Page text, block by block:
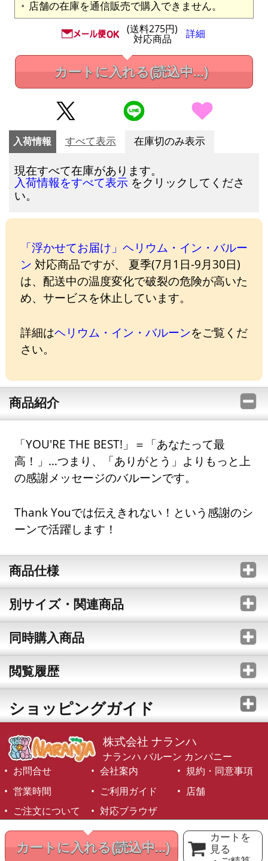
店舗の在庫を通信販売で購入できません。
(送料275円)
対応商品 詳細
カートに入れる(読込中...)
カートに入れる(読込中...)
カートを
見る
入荷情報 すべて表示 在庫切のみ表示
現在すべて在庫があります。
入荷情報をすべて表示 をクリックしてくださ
い。
「浮かせてお届け」ヘリウム・イン・バルー
ン 対応商品ですが、 夏季(7月1日-9月30日)
は、配送中の温度変化で破裂の危険が高いた
め、サービスを休止しています。
詳細はヘリウム・イン・バルーンをご覧くだ
さい。
商品紹介
「YOU'RE THE BEST!」＝「あなたって最
高！」…つまり、「ありがとう」よりもっと上
の感謝メッセージのバルーンです。
Thank Youでは伝えきれない！という感謝のシ
ーンで活躍します！
商品仕様
別サイズ・関連商品
同時購入商品
閲覧履歴
ショッピングガイド
株式会社 ナランハ
ナランハ バルーン カンパニー
お問合せ
会社案内
規約・同意事項
営業時間
ご利用ガイド
店舗
ご注文について
対応ブラウザ
©1999-2026 NARANJA Inc. All Rights Reserved.